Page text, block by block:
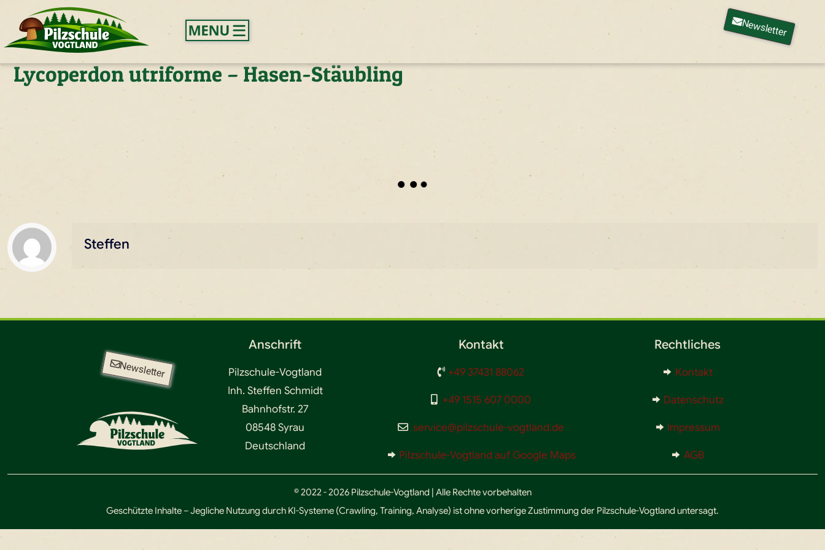
Newsletter
Lycoperdon utriforme – Hasen-Stäubling
Steffen
Newsletter
Anschrift
Pilzschule-Vogtland
Inh. Steffen Schmidt
Bahnhofstr. 27
08548 Syrau
Deutschland
Kontakt
+49 37431 88062
+49 1515 607 0000
service@pilzschule-vogtland.de
Pilzschule-Vogtland auf Google Maps
Rechtliches
Kontakt
Datenschutz
Impressum
AGB
© 2022 - 2026 Pilzschule-Vogtland | Alle Rechte vorbehalten
Geschützte Inhalte – Jegliche Nutzung durch KI-Systeme (Crawling, Training, Analyse) ist ohne vorherige Zustimmung der Pilzschule-Vogtland untersagt.